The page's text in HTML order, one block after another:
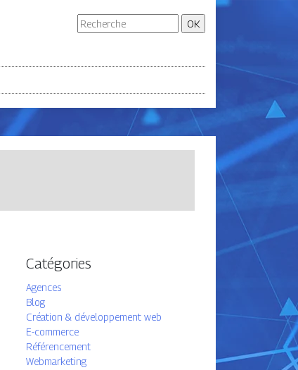
Catégories
Agences
Blog
Création & développement web
E-commerce
Référencement
Webmarketing